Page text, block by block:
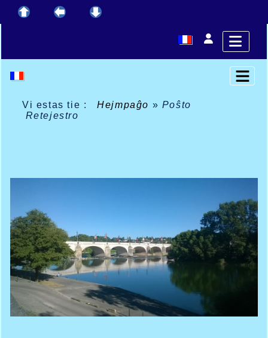
Vi estas tie : Hejmpaĝo » Poŝto
Retejestro